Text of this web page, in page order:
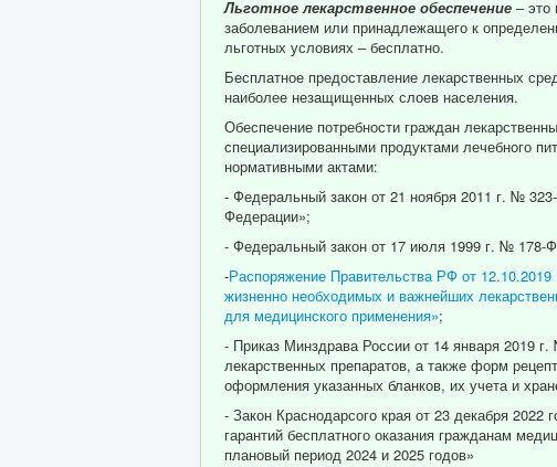
Льготное лекарственное обеспечение – это
заболеванием или принадлежащего к
льготных условиях – бесплатно.
Бесплатное предоставление лекарственных
наиболее незащищенных слоев населения.
Обеспечение потребности граждан
специализированными продуктами лечебного
нормативными актами:
- Федеральный закон от 21 ноября 2011 г. №
Федерации»;
- Федеральный закон от 17 июля 1999 г. № 178-
-Распоряжение Правительства РФ от
жизненно необходимых и важнейших
для медицинского применения»;
- Приказ Минздрава России от 14 января 2019
лекарственных препаратов, а также форм
оформления указанных бланков, их учета и
- Закон Краснодарсого края от 23 декабря
гарантий бесплатного оказания гражданам
плановый период 2024 и 2025 годов»